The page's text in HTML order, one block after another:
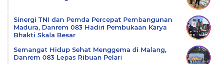
Sinergi TNI dan Pemda Percepat Pembangunan
Madura, Danrem 083 Hadiri Pembukaan Karya
Bhakti Skala Besar
Semangat Hidup Sehat Menggema di Malang,
Danrem 083 Lepas Ribuan Pelari